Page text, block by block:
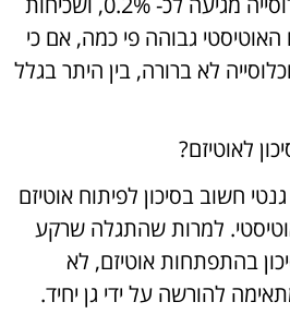
גבוהה פי כמה, אם כי
לא ברורה, בין היתר בגלל
לאוטיזם?
חשוב בסיכון לפיתוח אוטיזם
למרות שהתגלה שרקע
בהתפתחות אוטיזם, לא
להורשה על ידי גן יחיד.